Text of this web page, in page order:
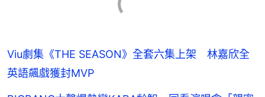
Viu劇集《THE SEASON》全套六集上架 林嘉欣全
英語飆戲獲封MVP